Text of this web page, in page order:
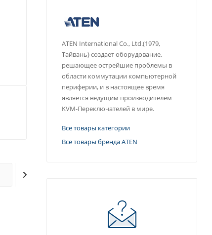
ATEN International Co., Ltd.(1979,
Тайвань) создает оборудование,
решающее острейшие проблемы в
области коммутации компьютерной
периферии, и в настоящее время
является ведущим производителем
KVM-Переключателей в мире.
Все товары категории
Все товары бренда ATEN